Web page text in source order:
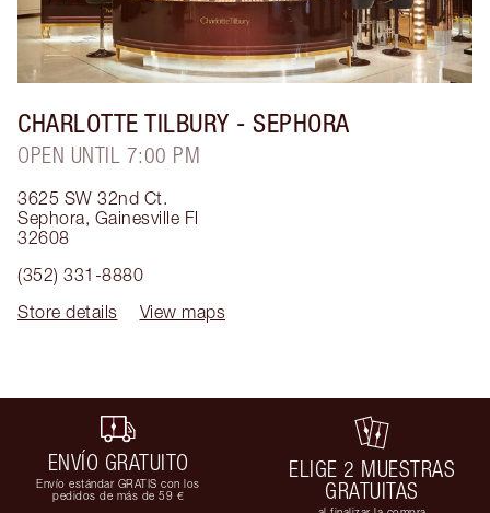
CHARLOTTE TILBURY - SEPHORA
OPEN UNTIL 7:00 PM
3625 SW 32nd Ct.
Sephora, Gainesville Fl
32608
(352) 331-8880
Store details
View maps
ENVÍO GRATUITO
Envío estándar GRATIS con los
pedidos de más de 59 €
ELIGE 2 MUESTRAS
GRATUITAS